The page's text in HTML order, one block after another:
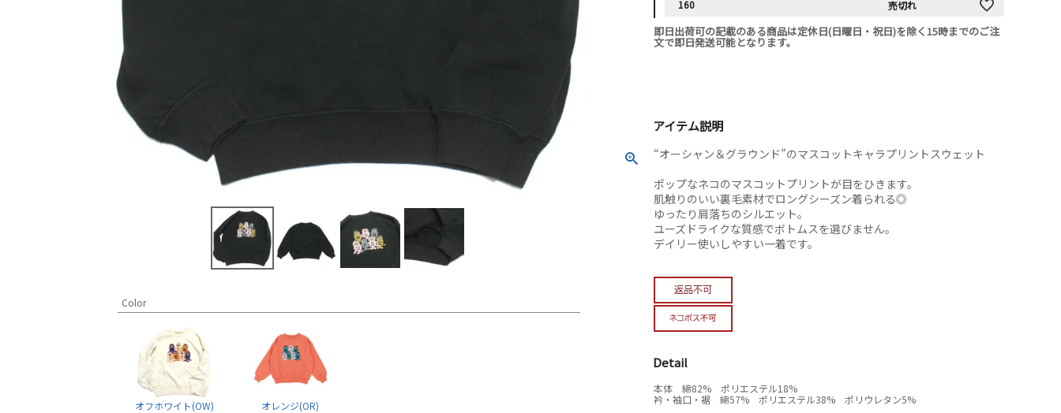
Color
オフホワイト(OW) オレンジ(OR)
160
売切れ
即日出荷可の記載のある商品は定休日(日曜日・祝日)を除く15時までのご注
文で即日発送可能となります。
アイテム説明
“オーシャン＆グラウンド”のマスコットキャラプリントスウェット
ポップなネコのマスコットプリントが目をひきます。
肌触りのいい裏毛素材でロングシーズン着られる◎
ゆったり肩落ちのシルエット。
ユーズドライクな質感でボトムスを選びません。
デイリー使いしやすい一着です。
Detail
本体 綿82% ポリエステル18%
衿・袖口・裾 綿57% ポリエステル38% ポリウレタン5%